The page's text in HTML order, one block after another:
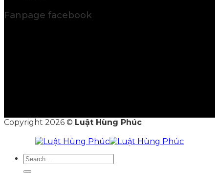
Fanpage facebook
Copyright 2026 © Luật Hùng Phúc